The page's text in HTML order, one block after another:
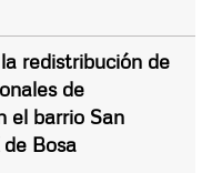
redistribución de
de
el barrio San
Bosa